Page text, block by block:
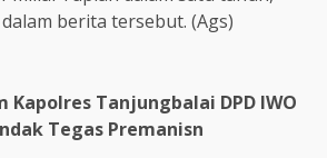
berita tersebut. (Ags)
Kapolres Tanjungbalai DPD IWO
Tegas Premanisn